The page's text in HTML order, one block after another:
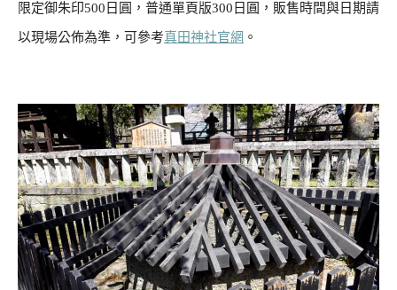
限定御朱印500日圓，普通單頁版300日圓，販售時間與日期請
以現場公佈為準，可參考真田神社官網 。